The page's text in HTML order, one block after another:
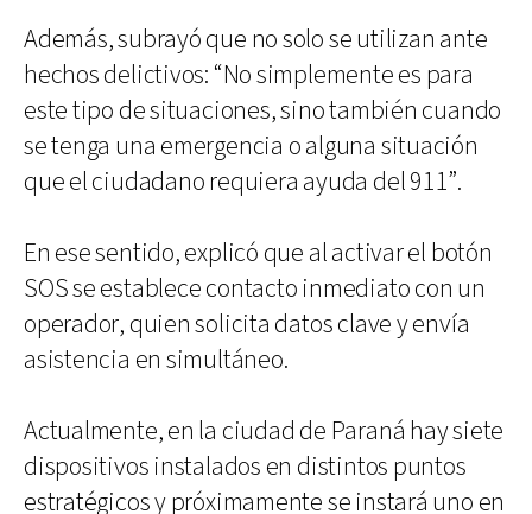
Además, subrayó que no solo se utilizan ante
hechos delictivos: “No simplemente es para
este tipo de situaciones, sino también cuando
se tenga una emergencia o alguna situación
que el ciudadano requiera ayuda del 911”.
En ese sentido, explicó que al activar el botón
SOS se establece contacto inmediato con un
operador, quien solicita datos clave y envía
asistencia en simultáneo.
Actualmente, en la ciudad de Paraná hay siete
dispositivos instalados en distintos puntos
estratégicos y próximamente se instará uno en